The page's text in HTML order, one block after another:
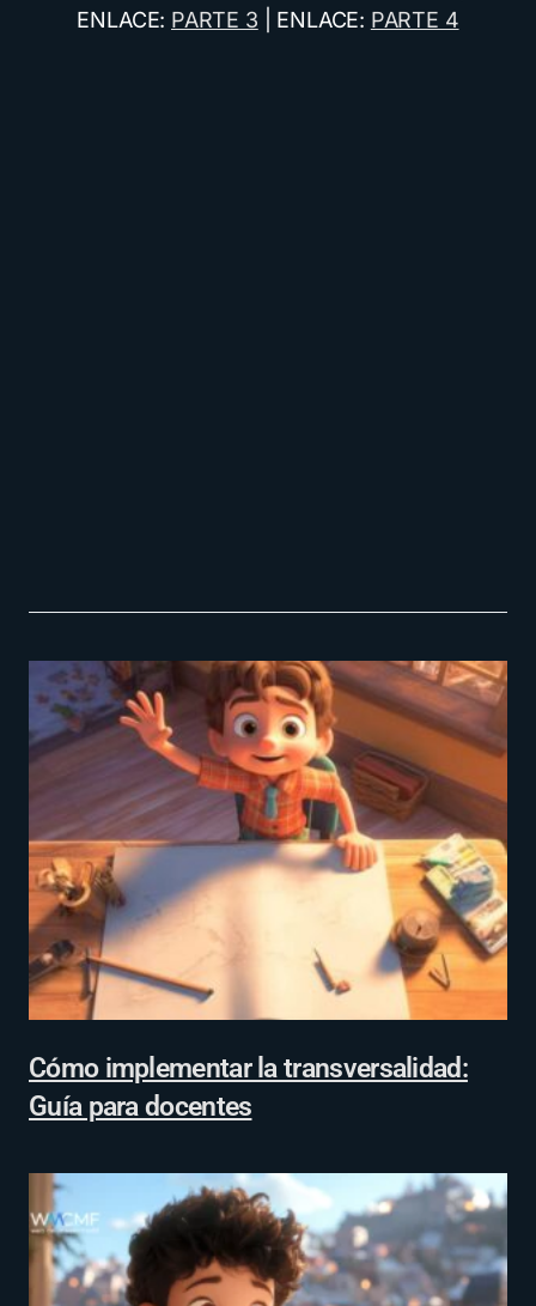
ENLACE: PARTE 3 | ENLACE: PARTE 4
Cómo implementar la transversalidad:
Guía para docentes